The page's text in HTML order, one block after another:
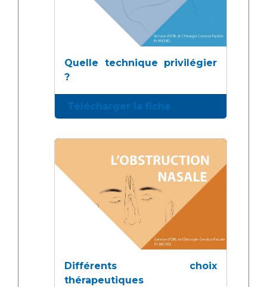
Quelle technique privilégier
?
Télécharger la fiche
Différents choix
thérapeutiques